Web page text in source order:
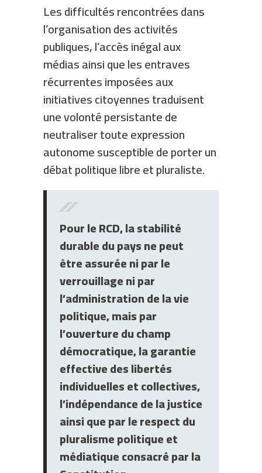
Les difficultés rencontrées dans
l’organisation des activités
publiques, l’accès inégal aux
médias ainsi que les entraves
récurrentes imposées aux
initiatives citoyennes traduisent
une volonté persistante de
neutraliser toute expression
autonome susceptible de porter un
débat politique libre et pluraliste.
Pour le RCD, la stabilité
durable du pays ne peut
être assurée ni par le
verrouillage ni par
l’administration de la vie
politique, mais par
l’ouverture du champ
démocratique, la garantie
effective des libertés
individuelles et collectives,
l’indépendance de la justice
ainsi que par le respect du
pluralisme politique et
médiatique consacré par la